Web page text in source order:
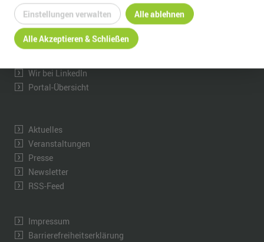
INFORMATION
Über uns
Wir bei LinkedIn
Portal-Übersicht
Aktuelles
Veranstaltungen
Presse
Newsletter
RSS-Feed
Impressum
Barrierefreiheitserklärung
Einstellungen verwalten Alle ablehnen
Alle Akzeptieren & Schließen